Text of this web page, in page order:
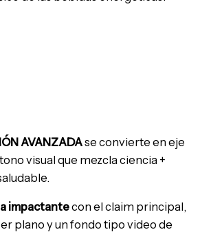
AVANZADAse convierte en eje
visual que mezcla ciencia +
impactantecon el claim principal,
plano y un fondo tipo video de